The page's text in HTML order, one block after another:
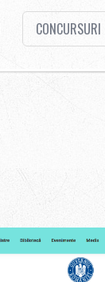
CONCURSURI